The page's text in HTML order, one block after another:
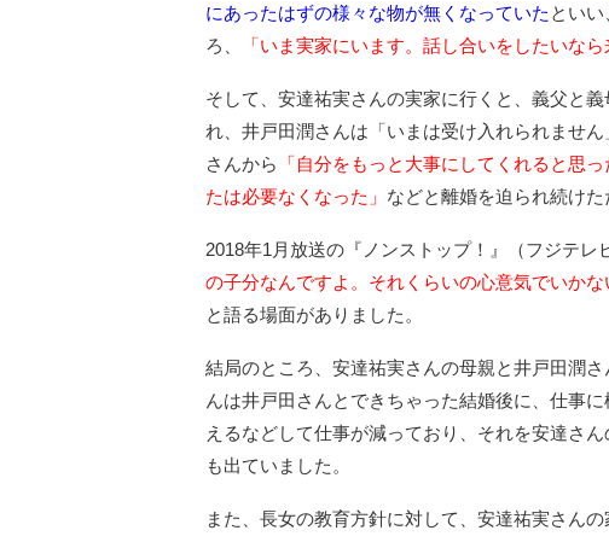
にあったはずの様々な物が無くなっていた とい
ろ、
「いま実家にいます。話し合いをしたいなら
そして、安達祐実さんの実家に行くと、義父と義
れ、井戸田潤さんは「いまは受け入れられませ
さんから
「自分をもっと大事にしてくれると思
たは必要なくなった」 などと離婚を迫られ続け
2018年1月放送の『ノンストップ！』（フジテレ
の子分なんですよ。それくらいの心意気でいか
と語る場面がありました。
結局のところ、安達祐実さんの母親と井戸田潤
んは井戸田さんとできちゃった結婚後に、仕事
えるなどして仕事が減っており、それを安達さ
も出ていました。
また、長女の教育方針に対して、安達祐実さん